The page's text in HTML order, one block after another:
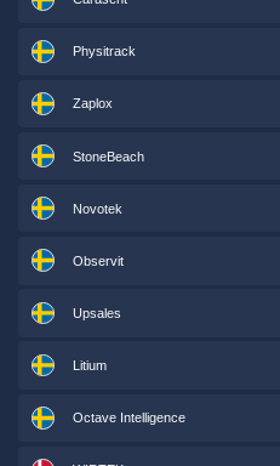
Physitrack
Zaplox
StoneBeach
Novotek
Observit
Upsales
Litium
Octave Intelligence